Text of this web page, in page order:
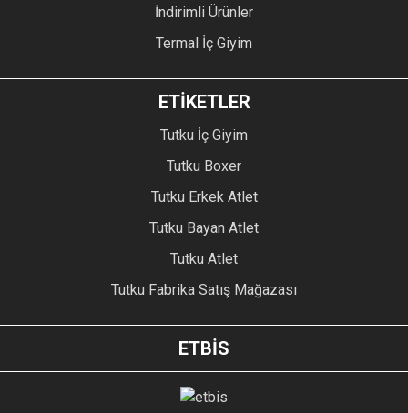
İndirimli Ürünler
Termal İç Giyim
ETİKETLER
Tutku İç Giyim
Tutku Boxer
Tutku Erkek Atlet
Tutku Bayan Atlet
Tutku Atlet
Tutku Fabrika Satış Mağazası
ETBİS